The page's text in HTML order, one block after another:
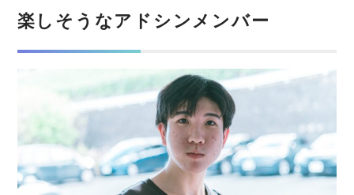
楽しそうなアドシンメンバー